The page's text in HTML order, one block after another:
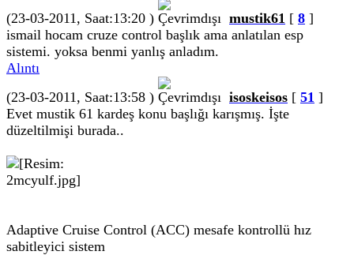
(23-03-2011, Saat:13:20 )
mustik61 [ 8 ]
ismail hocam cruze control başlık ama anlatılan esp
sistemi. yoksa benmi yanlış anladım.
Alıntı
(23-03-2011, Saat:13:58 )
isoskeisos [ 51 ]
Evet mustik 61 kardeş konu başlığı karışmış. İşte
düzeltilmişi burada..
Adaptive Cruise Control (ACC) mesafe kontrollü hız
sabitleyici sistem